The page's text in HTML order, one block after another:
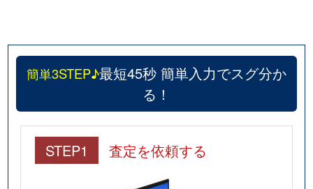
簡単3STEP♪最短45秒 簡単入力でスグ分か
る！
STEP1 査定を依頼する